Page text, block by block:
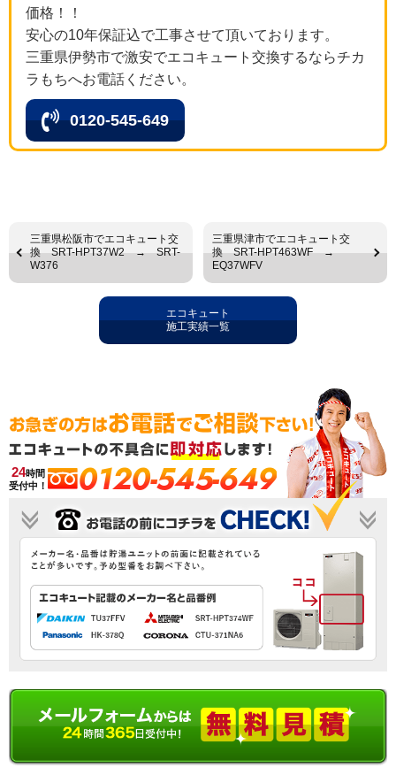
価格！！
安心の10年保証込で工事させて頂いております。
三重県伊勢市で激安でエコキュート交換するならチカ
ラもちへお電話ください。
0120-545-649
三重県松阪市でエコキュート交
換 SRT-HPT37W2 → SRT-
W376
三重県津市でエコキュート交
換 SRT-HPT463WF →
EQ37WFV
エコキュート
施工実績一覧
24時間
受付中！
0120-545-649